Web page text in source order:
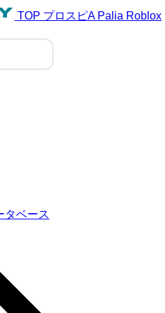
TOP プロスピA Palia Roblox
タベース